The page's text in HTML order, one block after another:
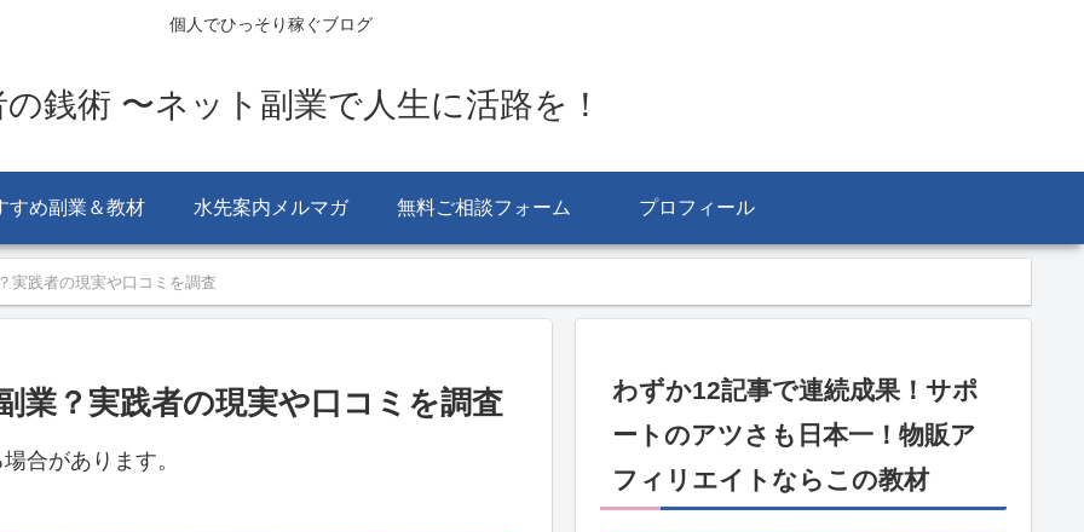
個人でひっそり稼ぐブログ
銭術 〜ネット副業で人生に活路を！
すめ副業＆教材 水先案内メルマガ 無料ご相談フォーム プロフィール
実践者の現実や口コミを調査
業？実践者の現実や口コミを調査
合があります。
わずか12記事で連続成果！サポ
ートのアツさも日本一！物販ア
フィリエイトならこの教材